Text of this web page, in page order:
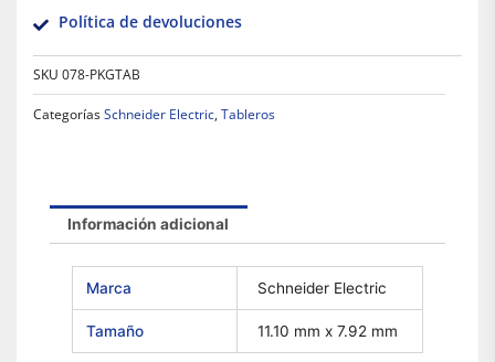
Política de devoluciones
SKU 078-PKGTAB
CategoríasSchneider Electric, Tableros
Información adicional
Marca Schneider Electric
Tamaño 11.10 mm x 7.92 mm